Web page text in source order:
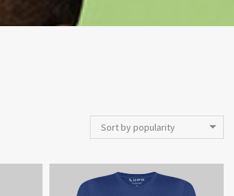
Sort by popularity